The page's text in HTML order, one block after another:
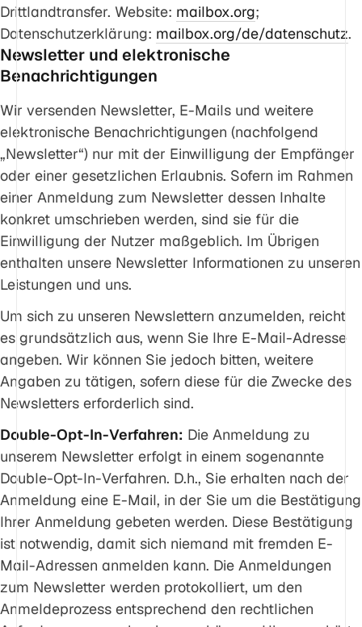
Drittlandtransfer. Website: mailbox.org;
Datenschutzerklärung: mailbox.org/de/datenschutz.
Newsletter und elektronische
Benachrichtigungen
Wir versenden Newsletter, E-Mails und weitere
elektronische Benachrichtigungen (nachfolgend
„Newsletter“) nur mit der Einwilligung der Empfänger
oder einer gesetzlichen Erlaubnis. Sofern im Rahmen
einer Anmeldung zum Newsletter dessen Inhalte
konkret umschrieben werden, sind sie für die
Einwilligung der Nutzer maßgeblich. Im Übrigen
enthalten unsere Newsletter Informationen zu unseren
Leistungen und uns.
Um sich zu unseren Newslettern anzumelden, reicht
es grundsätzlich aus, wenn Sie Ihre E-Mail-Adresse
angeben. Wir können Sie jedoch bitten, weitere
Angaben zu tätigen, sofern diese für die Zwecke des
Newsletters erforderlich sind.
Double-Opt-In-Verfahren: Die Anmeldung zu
unserem Newsletter erfolgt in einem sogenannte
Double-Opt-In-Verfahren. D.h., Sie erhalten nach der
Anmeldung eine E-Mail, in der Sie um die Bestätigung
Ihrer Anmeldung gebeten werden. Diese Bestätigung
ist notwendig, damit sich niemand mit fremden E-
Mail-Adressen anmelden kann. Die Anmeldungen
zum Newsletter werden protokolliert, um den
Anmeldeprozess entsprechend den rechtlichen